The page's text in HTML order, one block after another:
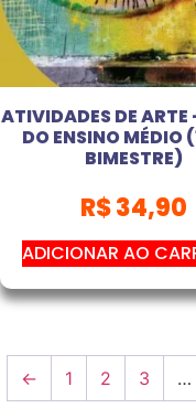
ATIVIDADES DE ARTE
DO ENSINO MÉDIO
BIMESTRE)
R$34,90
ADICIONAR AO
← 1 2 3 …